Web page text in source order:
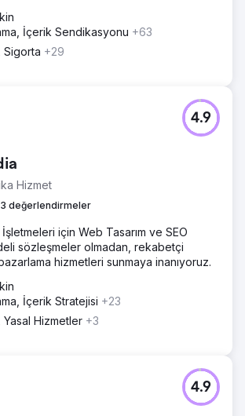
İçerik Sendikasyonu +63
Sigorta +29
Hizmet
değerlendirmeler
4.9
için Web Tasarım ve SEO
sözleşmeler olmadan, rekabetçi
hizmetleri sunmaya inanıyoruz.
İçerik Stratejisi +23
Hizmetler +3
4.9